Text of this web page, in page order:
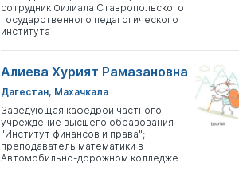
сотрудник Филиала Ставропольского
государственного педагогического
института
Алиева Хурият Рамазановна
Дагестан, Махачкала
Заведующая кафедрой частного
учреждение высшего образования
"Институт финансов и права";
преподаватель математики в
Автомобильно-дорожном колледже